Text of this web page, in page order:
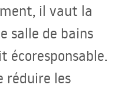
il vaut la
salle de bains
écoresponsable.
réduire les